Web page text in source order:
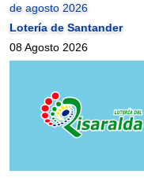
de agosto 2026
Lotería de Santander
08 Agosto 2026